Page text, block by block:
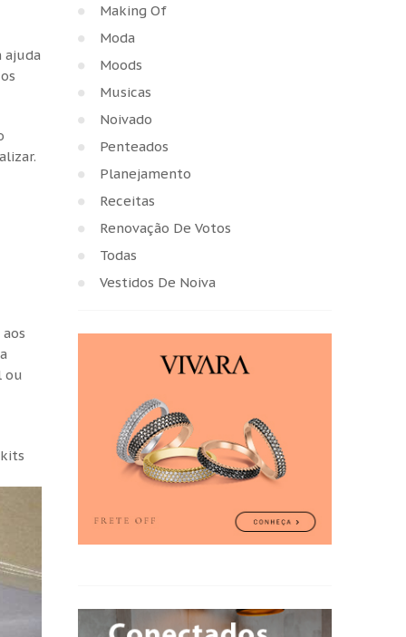
ajuda
ou
Making Of
Moda
Moods
Musicas
Noivado
Penteados
Planejamento
Receitas
Renovação De Votos
Todas
Vestidos De Noiva